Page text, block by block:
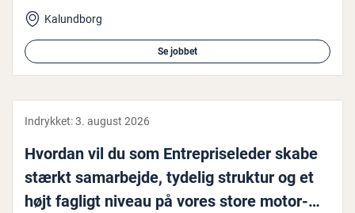
Kalundborg
Se jobbet
Indrykket:3. august 2026
Hvordan vil du som En­tre­pri­se­le­der skabe
stærkt sam­ar­bej­de, tydelig struktur og et
højt fagligt niveau på vores store mo­tor­